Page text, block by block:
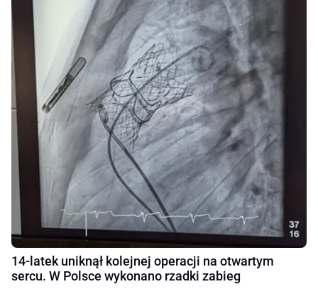
14-latek uniknął kolejnej operacji na otwartym
sercu. W Polsce wykonano rzadki zabieg